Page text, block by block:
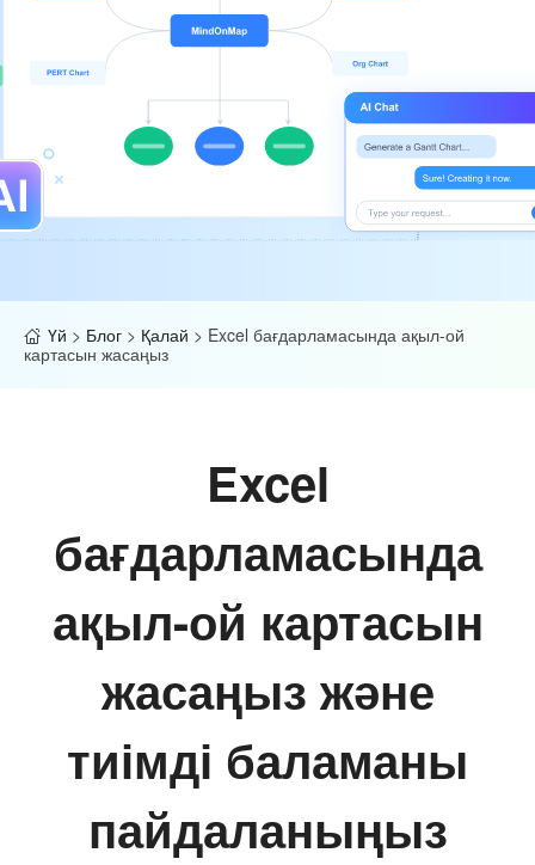
Үй > Блог > Қалай > Excel бағдарламасында ақыл-ой
картасын жасаңыз
Excel
бағдарламасында
ақыл-ой картасын
жасаңыз және
тиімді баламаны
пайдаланыңыз